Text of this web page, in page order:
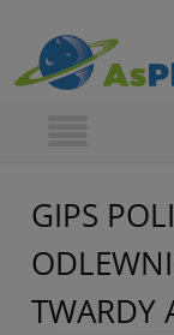
GIPS
TWARDY